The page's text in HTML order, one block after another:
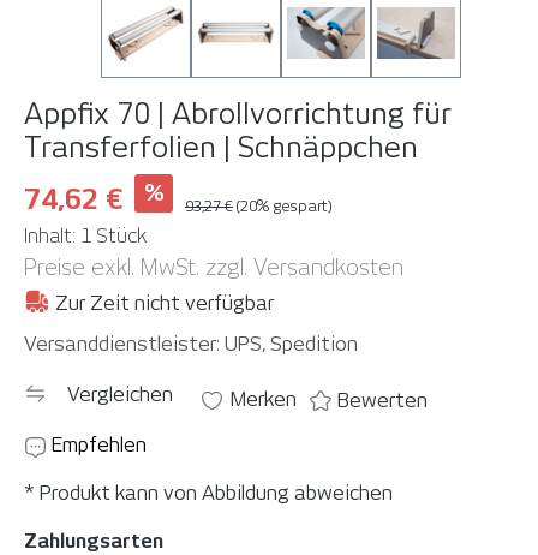
Appfix 70 | Abrollvorrichtung für
Transferfolien | Schnäppchen
74,62 €
%
93,27 € (20% gespart)
Inhalt: 1 Stück
Preise exkl. MwSt. zzgl. Versandkosten
Zur Zeit nicht verfügbar
Versanddienstleister: UPS, Spedition
Vergleichen Merken
Bewerten
Empfehlen
* Produkt kann von Abbildung abweichen
Zahlungsarten